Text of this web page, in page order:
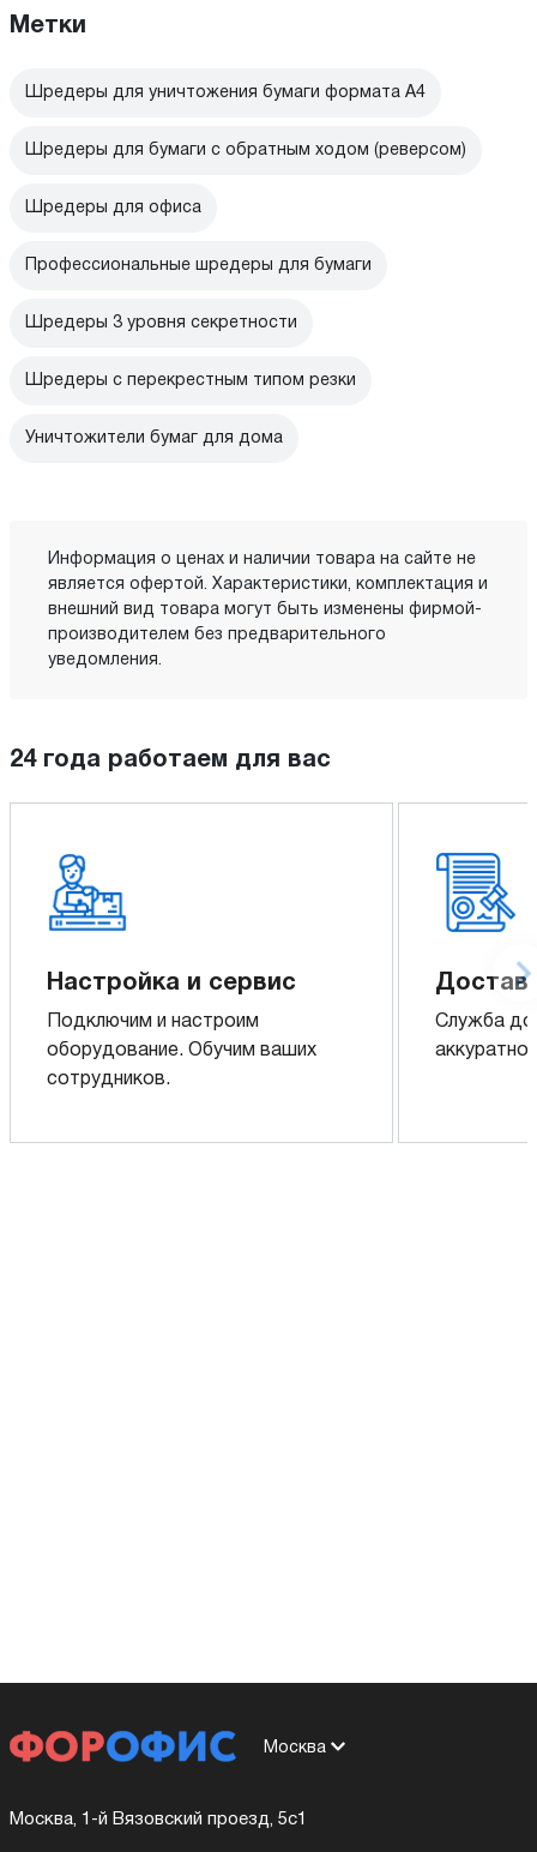
Метки
Шредеры для уничтожения бумаги формата А4
Шредеры для бумаги с обратным ходом (реверсом)
Шредеры для офиса
Профессиональные шредеры для бумаги
Шредеры 3 уровня секретности
Шредеры с перекрестным типом резки
Уничтожители бумаг для дома
Информация о ценах и наличии товара на сайте не
является офертой. Характеристики, комплектация и
внешний вид товара могут быть изменены фирмой-
производителем без предварительного
уведомления.
24 года работаем для вас
Настройка и сервис
Подключим и настроим
оборудование. Обучим ваших
сотрудников.
Служба
аккуратно
Москва
Москва, 1-й Вязовский проезд, 5с1